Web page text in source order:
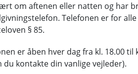
om aftenen eller natten og har
Telefonen er for
§ 85.
er åben hver dag fra kl. 18.00 til
kontakte din vanlige vejleder).